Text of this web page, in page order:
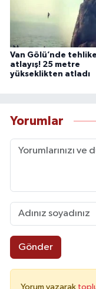
Van Gölü’nde
atlayış! 25 metre
yükseklikten atladı
Yorumlar
Gönder
Yorum yazarak